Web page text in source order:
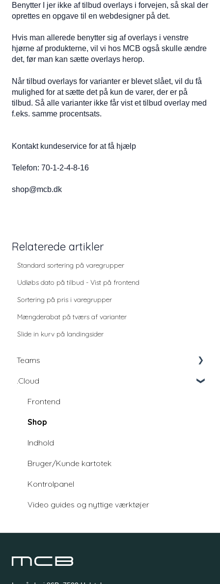
Benytter I jer ikke af tilbud overlays i forvejen, så skal der
oprettes en opgave til en webdesigner på det.
Hvis man allerede benytter sig af overlays i venstre
hjørne af produkterne, vil vi hos MCB også skulle ændre
det, før man kan sætte overlays herop.
Når tilbud overlays for varianter er blevet slået, vil du få
mulighed for at sætte det på kun de varer, der er på
tilbud. Så alle varianter ikke får vist et tilbud overlay med
f.eks. samme procentsats.
Kontakt kundeservice for at få hjælp
Telefon: 70-1-2-4-8-16
shop@mcb.dk
Relaterede artikler
Standard sortering på varegrupper
Udløbs dato på tilbud - Vist på frontend
Sortering på pris i varegrupper
Mængderabat på tværs af varianter
Slide in kurv på landingsider
Teams
Education
Education - udviklingsfællesskab
.Cloud
Frontend
Shop
Indhold
Bruger/Kunde kartotek
Kontrolpanel
Video guides og nyttige værktøjer